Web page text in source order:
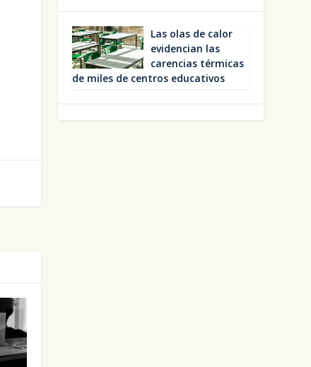
Las olas de calor
evi­den­cian las
caren­cias tér­mi­cas
de miles de cen­tros edu­ca­ti­vos